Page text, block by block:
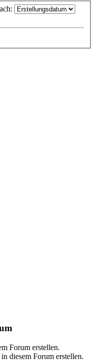
Forum erstellen.
diesem Forum erstellen.